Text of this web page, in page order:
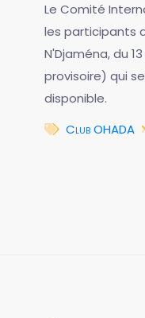
Le Comité
les participants
N'Djaména, du
provisoire) qui
disponible.
Club OHADA